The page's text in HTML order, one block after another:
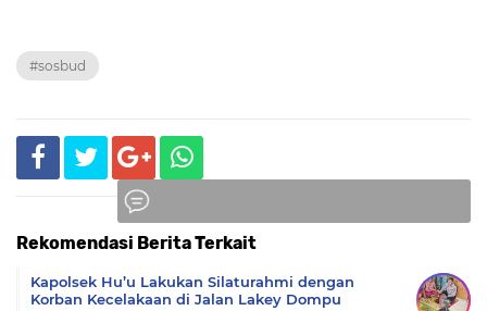
#sosbud
Rekomendasi Berita Terkait
Kapolsek Hu’u Lakukan Silaturahmi dengan
Korban Kecelakaan di Jalan Lakey Dompu